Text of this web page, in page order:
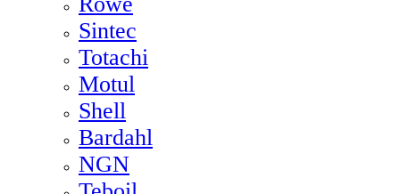
Sintec
Totachi
Motul
Shell
Bardahl
NGN